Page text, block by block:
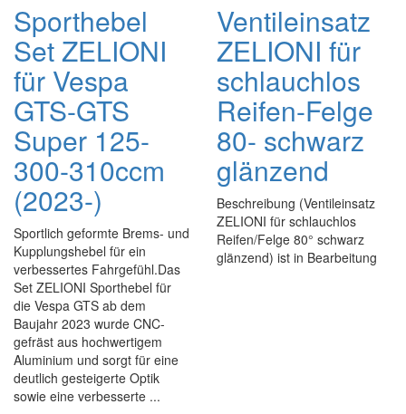
Sporthebel
Set ZELIONI
für Vespa
GTS-GTS
Super 125-
300-310ccm
(2023-)
Sportlich geformte Brems- und
Kupplungshebel für ein
verbessertes Fahrgefühl.Das
Set ZELIONI Sporthebel für
die Vespa GTS ab dem
Baujahr 2023 wurde CNC-
gefräst aus hochwertigem
Aluminium und sorgt für eine
deutlich gesteigerte Optik
sowie eine verbesserte ...
Ventileinsatz
ZELIONI für
schlauchlos
Reifen-Felge
80- schwarz
glänzend
Beschreibung (Ventileinsatz
ZELIONI für schlauchlos
Reifen/Felge 80° schwarz
glänzend) ist in Bearbeitung